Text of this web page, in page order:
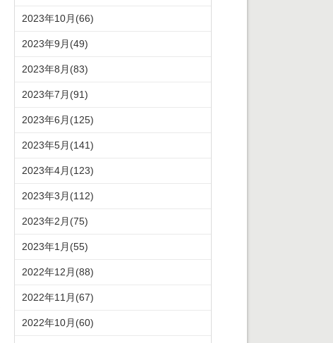
2023年10月(66)
2023年9月(49)
2023年8月(83)
2023年7月(91)
2023年6月(125)
2023年5月(141)
2023年4月(123)
2023年3月(112)
2023年2月(75)
2023年1月(55)
2022年12月(88)
2022年11月(67)
2022年10月(60)